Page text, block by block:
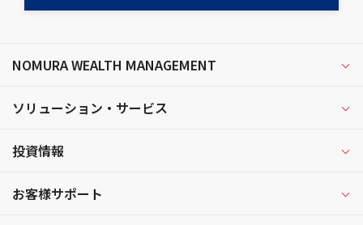
NOMURA WEALTH MANAGEMENT
ソリューション・サービス
投資情報
お客様サポート